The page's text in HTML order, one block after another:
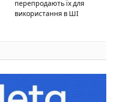
перепродають їх для
використання в ШІ